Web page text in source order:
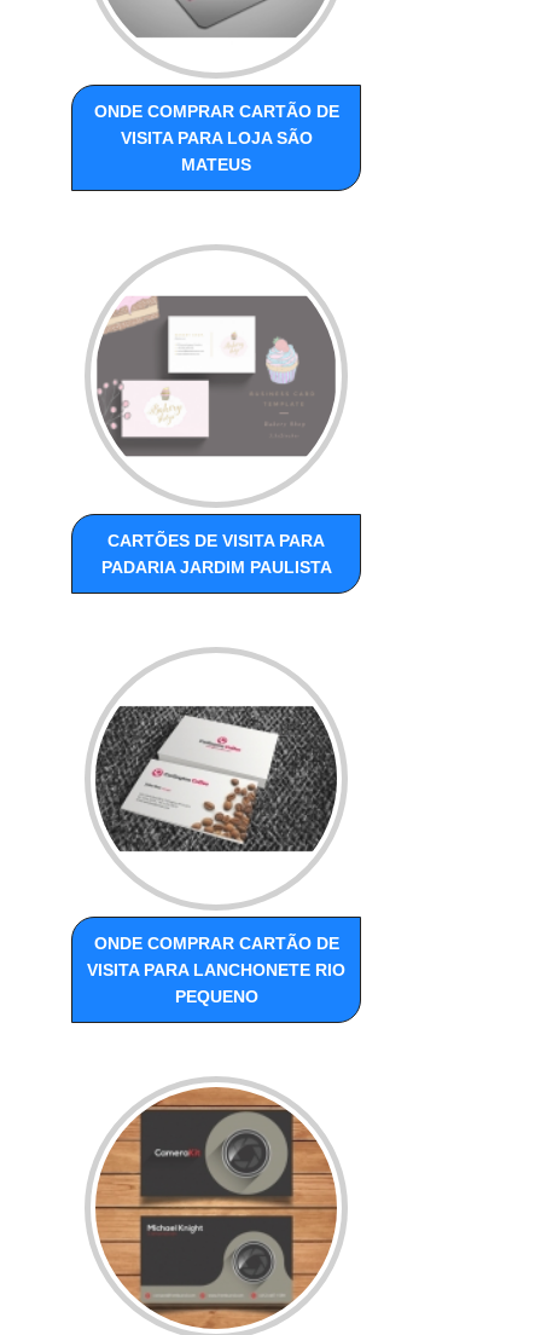
ONDE COMPRAR CARTÃO DE
VISITA PARA LOJA SÃO
MATEUS
CARTÕES DE VISITA PARA
PADARIA JARDIM PAULISTA
ONDE COMPRAR CARTÃO DE
VISITA PARA LANCHONETE RIO
PEQUENO